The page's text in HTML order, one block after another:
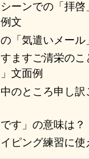
ーンでの「拝
文
「気遣いメール
すますご清栄の
文面例
中のところ申し訳
です」の意味は？
ピング練習に使